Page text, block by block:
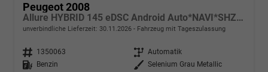
Peugeot 2008
Allure HYBRID 145 eDSC Android Auto*NAVI*SHZ*Keyless*ACC*360°*Totwinkel*Klimaauto
unverbindliche Lieferzeit: 30.11.2026 Fahrzeug mit Tageszulassung
Fahrzeugnr. 1350063 Getriebe Automatik
Kraftstoff
Benzin Außenfarbe Selenium Grau Metallic